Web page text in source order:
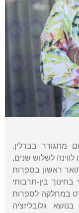
מתגורר בברלין.
לשלוש שנים,
ראשון בספרות
בין-תרבותי
דוקטורט במחלקה לספרות
גלובליזציה